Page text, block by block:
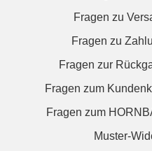
Fragen zu
Fragen zu
Fragen zur
Fragen zum
Fragen zum
Muster-